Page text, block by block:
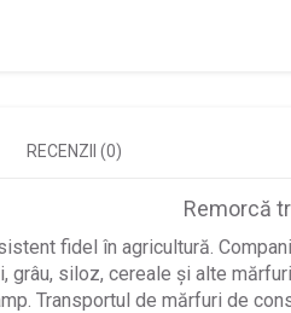
RECENZII (0)
Remorcă
fidel în agricultură.
grâu, siloz, cereale și alte
Transportul de mărfuri de